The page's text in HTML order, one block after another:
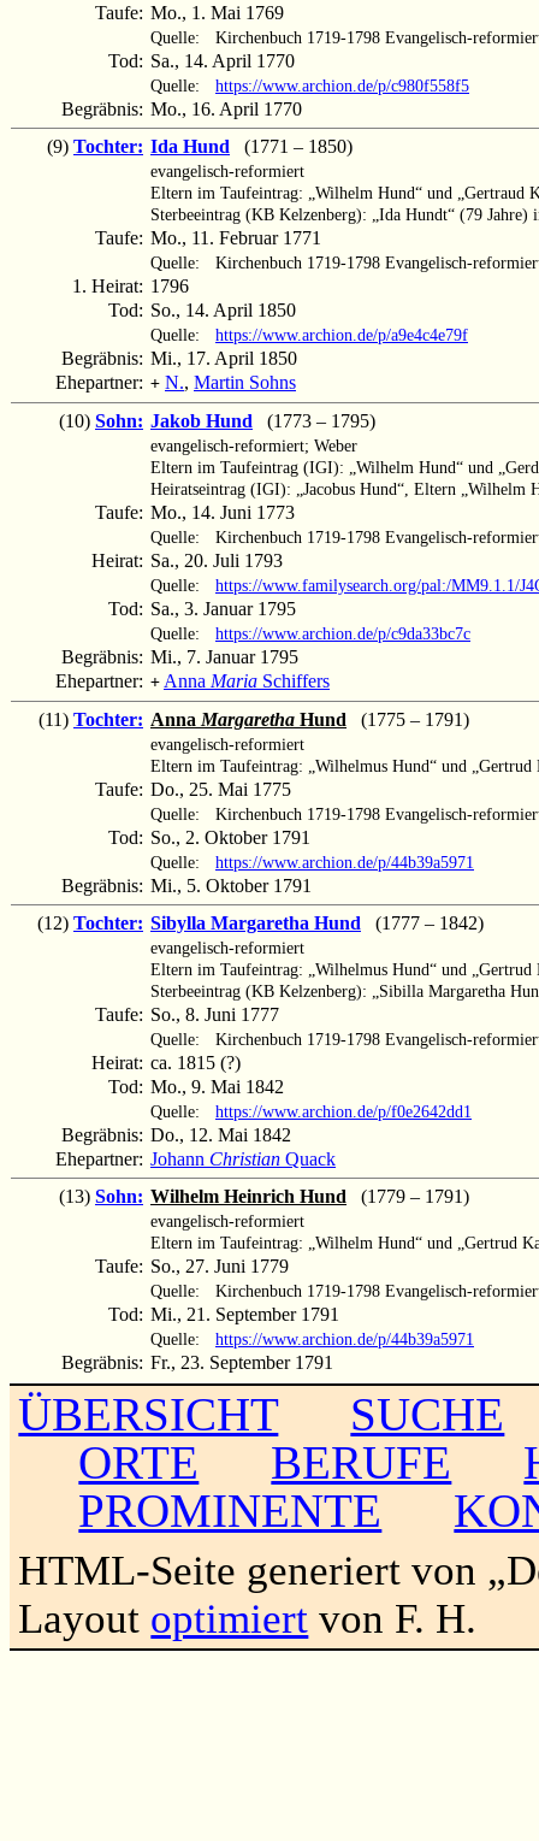
Taufe: Mo., 1. Mai 1769
Quelle: Kirchenbuch 1719-1798 Evangelisch-
Tod: Sa., 14. April 1770
Quelle: https://www.archion.de/p/c980f558f5
Begräbnis: Mo., 16. April 1770
(9) Tochter: Ida Hund (1771 – 1850)
evangelisch-reformiert
Eltern im Taufeintrag: „Wilhelm Hund“ und „Gertraud
Sterbeeintrag (KB Kelzenberg): „Ida Hundt“ (79 Jahre)
Taufe: Mo., 11. Februar 1771
Quelle: Kirchenbuch 1719-1798 Evangelisch-
1. Heirat: 1796
Tod: So., 14. April 1850
Quelle: https://www.archion.de/p/a9e4c4e79f
Begräbnis: Mi., 17. April 1850
Ehepartner: + N., Martin Sohns
(10) Sohn: Jakob Hund (1773 – 1795)
evangelisch-reformiert; Weber
Eltern im Taufeintrag (IGI): „Wilhelm Hund“ und
Heiratseintrag (IGI): „Jacobus Hund“, Eltern „Wilhelm
Taufe: Mo., 14. Juni 1773
Quelle: Kirchenbuch 1719-1798 Evangelisch-
Heirat: Sa., 20. Juli 1793
Quelle: https://www.familysearch.org/pal:/MM9.1.1/
Tod: Sa., 3. Januar 1795
Quelle: https://www.archion.de/p/c9da33bc7c
Begräbnis: Mi., 7. Januar 1795
Ehepartner: + Anna Maria Schiffers
(11) Tochter: Anna Margaretha Hund (1775 – 1791)
evangelisch-reformiert
Eltern im Taufeintrag: „Wilhelmus Hund“ und „Gertrud
Taufe: Do., 25. Mai 1775
Quelle: Kirchenbuch 1719-1798 Evangelisch-
Tod: So., 2. Oktober 1791
Quelle: https://www.archion.de/p/44b39a5971
Begräbnis: Mi., 5. Oktober 1791
(12) Tochter: Sibylla Margaretha Hund (1777 – 1842)
evangelisch-reformiert
Eltern im Taufeintrag: „Wilhelmus Hund“ und „Gertrud
Sterbeeintrag (KB Kelzenberg): „Sibilla Margaretha
Taufe: So., 8. Juni 1777
Quelle: Kirchenbuch 1719-1798 Evangelisch-
Heirat: ca. 1815 (?)
Tod: Mo., 9. Mai 1842
Quelle: https://www.archion.de/p/f0e2642dd1
Begräbnis: Do., 12. Mai 1842
Ehepartner: Johann Christian Quack
(13) Sohn: Wilhelm Heinrich Hund (1779 – 1791)
evangelisch-reformiert
Eltern im Taufeintrag: „Wilhelm Hund“ und „Gertrud
Taufe: So., 27. Juni 1779
Quelle: Kirchenbuch 1719-1798 Evangelisch-
Tod: Mi., 21. September 1791
Quelle: https://www.archion.de/p/44b39a5971
Begräbnis: Fr., 23. September 1791
ÜBERSICHT
SUCHE
ORTE
BERUFE
PROMINENTE
HTML-Seite generiert von
Layout optimiert von F. H.